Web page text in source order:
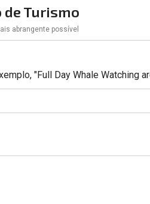
Turismo
abrangente possível
"Full Day Whale Watching